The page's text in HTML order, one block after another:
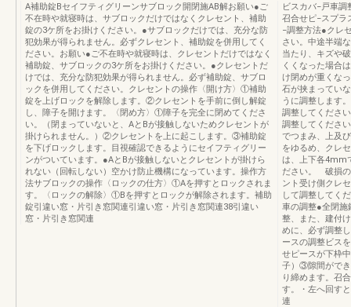
A補助錠Bセイフティグリーンサブロック開閉施AB解お願い●ご
不在時や就寝時は、サブロックだけではなくクレセント、補助
錠の3ケ所をお掛けください。●サブロックだけでは、充分な防
犯効果が得られません。必ずクレセント、補助錠を併用してく
ださい。お願い●ご不在時や就寝時は、クレセントだけではなく
補助錠、サブロックの3ケ所をお掛けください。●クレセントだ
けでは、充分な防犯効果が得られません。必ず補助錠、サブロ
ックを併用してください。クレセントの操作〈開け方〉①補助
錠を上げロックを解除します。②クレセントを手前に倒し解錠
し、障子を開けます。〈閉め方〉①障子を完全に閉めてくださ
い。（閉まっていないと、AとBが接触しないためクレセントが
掛けられません。）②クレセントを上に起こします。③補助錠
を下げロックします。目視確認できるようにセイフティグリー
ンがついています。●AとBが接触しないとクレセントが掛けら
れない（回転しない）空かけ防止機構になっています。操作方
法サブロックの操作〈ロックの仕方〉①Aを押すとロックされま
す。〈ロックの解除〉①Bを押すとロックが解除されます。補助
錠引違い窓・片引き窓関連引違い窓・片引き窓関連38引違い
窓・片引き窓関連
ビスカバ−戸車
召合せピ−スプラ
−調整方法●クレ
さい。中途半端
当たり、キズや
くくなった場合
け閉めが重くな
石が挟まってい
うに調整します
調整してくださ
調整してくださ
でつまみ、上及
をゆるめ、クレ
は、上下各4mm
ださい。 破損の
ント受け側クレ
して調整してく
車の調整●全閉施
整、また、建付
めに、必ず調整
ースの調整ビス
せピースが下枠
子）③隙間がで
り締めます。召
す。・左へ回す
連